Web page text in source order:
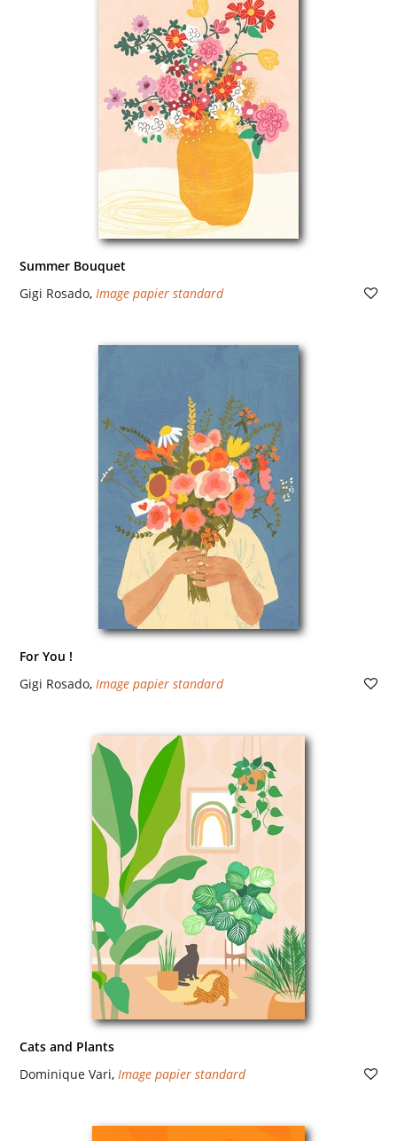
Summer Bouquet
Gigi Rosado, Image papier standard
For You !
Gigi Rosado, Image papier standard
Cats and Plants
Dominique Vari, Image papier standard